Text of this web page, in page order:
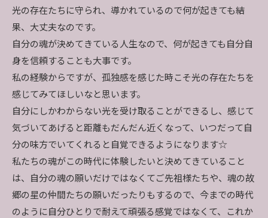
光の存在たちに守られ、導かれているので何が起きても結
果、大丈夫なのです。
自分の魂が決めてきている人生なので、何が起きても自分自
身を信頼することも大事です。
私の経験からですが、孤独感を感じた時こそ光の存在たちを
感じてみてほしいなと思います。
自分にしかわからない光を受け取ることができるし、感じて
気づいてあげると距離もだんだん近くなって、いつだって自
分の味方でいてくれると自覚できるようになります☆
私たちの魂がこの時代に体験したいと決めてきていること
は、自分の魂の願いだけではなくてご先祖様たちや、魂の故
郷の星の仲間たちの願いだったりもするので、今までの時代
のように自分ひとりで耐えて頑張る感覚ではなくて、これか